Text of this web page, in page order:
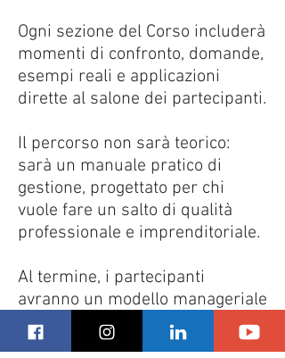
Ogni sezione del Corso includerà
momenti di confronto, domande,
esempi reali e applicazioni
dirette al salone dei partecipanti.
Il percorso non sarà teorico:
sarà un manuale pratico di
gestione, progettato per chi
vuole fare un salto di qualità
professionale e imprenditoriale.
Al termine, i partecipanti
avranno un modello manageriale
chiaro, strumenti di lavoro
concreti e una visione strategica